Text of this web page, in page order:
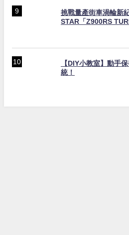
挑戰量產街車渦輪新
STAR「Z900RS
【DIY小教室】動手
統！